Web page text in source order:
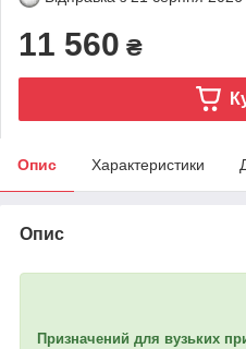
11 560 ₴
Опис Характеристики
Опис
Призначений для вузьких